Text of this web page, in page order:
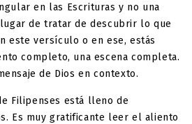
en las Escrituras y no una
de tratar de descubrir lo que
este versículo o en ese, estás
completo, una escena completa.
de Dios en contexto.
Filipenses está lleno de
Es muy gratificante leer el aliento